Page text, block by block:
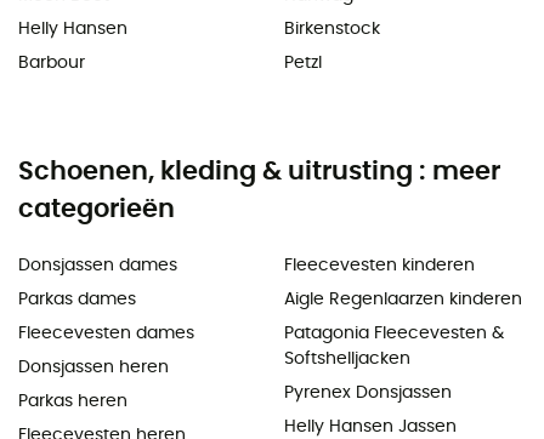
Helly Hansen
Barbour
Birkenstock
Petzl
Schoenen, kleding & uitrusting : meer
categorieën
Donsjassen dames
Parkas dames
Fleecevesten dames
Donsjassen heren
Parkas heren
Fleecevesten heren
Fleecevesten kinderen
Aigle Regenlaarzen kinderen
Patagonia Fleecevesten &
Softshelljacken
Pyrenex Donsjassen
Helly Hansen Jassen